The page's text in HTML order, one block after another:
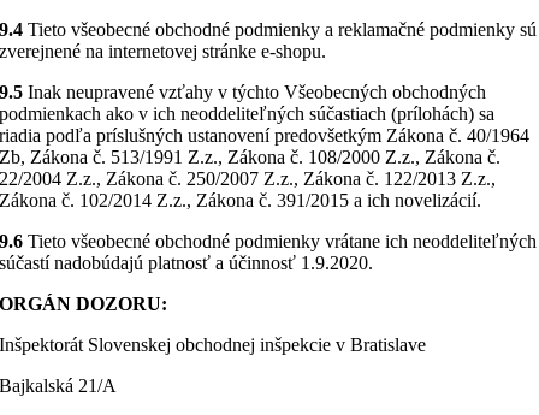
9.4 Tieto všeobecné obchodné podmienky a reklamačné podmienky sú
zverejnené na internetovej stránke e-shopu.
9.5 Inak neupravené vzťahy v týchto Všeobecných obchodných
podmienkach ako v ich neoddeliteľných súčastiach (prílohách) sa
riadia podľa príslušných ustanovení predovšetkým Zákona č. 40/1964
Zb, Zákona č. 513/1991 Z.z., Zákona č. 108/2000 Z.z., Zákona č.
22/2004 Z.z., Zákona č. 250/2007 Z.z., Zákona č. 122/2013 Z.z.,
Zákona č. 102/2014 Z.z., Zákona č. 391/2015 a ich novelizácií.
9.6 Tieto všeobecné obchodné podmienky vrátane ich neoddeliteľných
súčastí nadobúdajú platnosť a účinnosť 1.9.2020.
ORGÁN DOZORU:
Inšpektorát Slovenskej obchodnej inšpekcie v Bratislave
Bajkalská 21/A